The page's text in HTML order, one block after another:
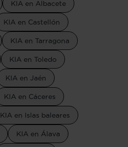
KIA en Albacete
KIA en Castellón
KIA en Tarragona
KIA en Toledo
KIA en Jaén
KIA en Cáceres
KIA en Islas baleares
KIA en Álava